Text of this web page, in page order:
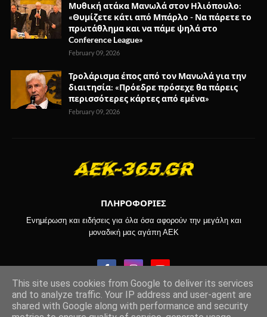
Μυθική ατάκα Μανωλά στον Ηλιόπουλο:
«Θυμίζετε κάτι από Μπάρλο - Να πάρετε το
πρωτάθλημα και να πάμε ψηλά στο
Conference League»
February 09, 2026
Τρολάρισμα έπος από τον Μανωλά για την
διαιτησία: «Πρόεδρε πρόσεχε θα πάρεις
περισσότερες κάρτες από εμένα»
February 09, 2026
ΠΛΗΡΟΦΟΡΙΕΣ
Ενημέρωση και ειδήσεις για όλα όσα αφορούν την μεγάλη και
μοναδική μας αγάπη ΑΕΚ
This site uses cookies from Google to deliver its services
and to analyze traffic. Your IP address and user-agent are
shared with Google along with performance and security